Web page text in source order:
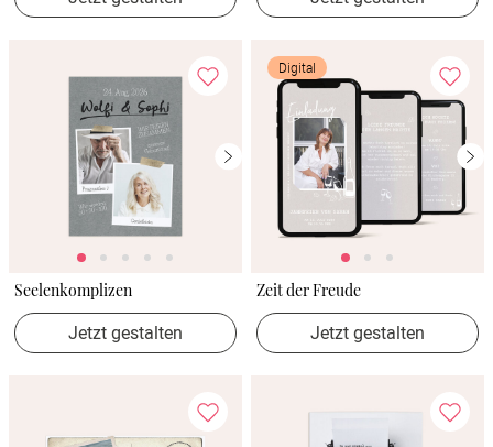
Seelenkomplizen
Jetzt gestalten
Digital
Zeit der Freude
Jetzt gestalten